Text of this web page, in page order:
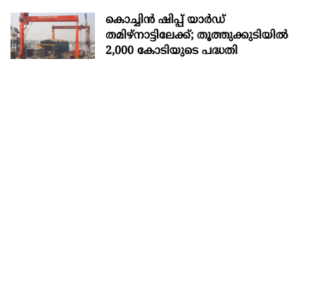
കൊച്ചിന്‍ ഷിപ്പ് യാർഡ്
തമിഴ്നാട്ടിലേക്ക്; തൂത്തുക്കുടിയിൽ
2,000 കോടിയുടെ പദ്ധതി